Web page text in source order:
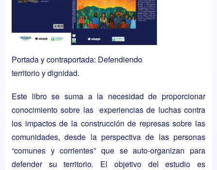
Portada y contraportada: Defendiendo
territorio y dignidad.
Este libro se suma a la necesidad de proporcionar
conocimiento sobre las experiencias de luchas contra
los impactos de la construcción de represas sobre las
comunidades, desde la perspectiva de las personas
“comunes y corrientes” que se auto-organizan para
defender su territorio. El objetivo del estudio es